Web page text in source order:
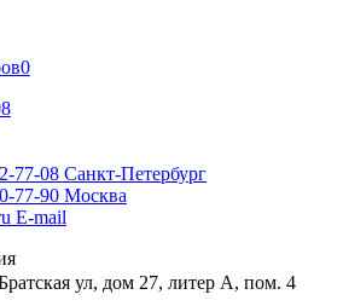
0
77-08 Санкт-Петербург
77-90 Москва
E-mail
ул, дом 27, литер А, пом. 4